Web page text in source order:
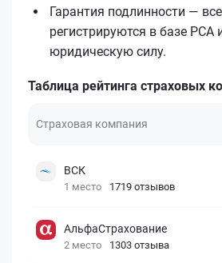
Гарантия подлинности —
регистрируются в базе
юридическую силу.
Таблица рейтинга страховых
Страховая компания
ВСК
1 место 1719 отзывов
АльфаСтрахование
2 место 1303 отзыва